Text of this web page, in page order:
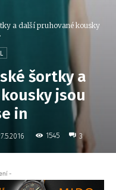
a další pruhované kousky
šortky a
jsou
in
1545 3
-